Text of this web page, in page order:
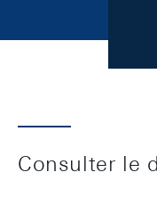
Consulter le